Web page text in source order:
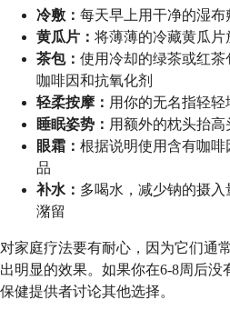
冷敷： 每天早上用干净的湿布
黄瓜片： 将薄薄的冷藏黄瓜片
茶包： 使用冷却的绿茶或红
咖啡因和抗氧化剂
轻柔按摩： 用你的无名指轻
睡眠姿势： 用额外的枕头抬
眼霜： 根据说明使用含有咖
品
补水： 多喝水，减少钠的摄
潴留
对家庭疗法要有耐心，因为它们通
出明显的效果。如果你在6-8周后没
保健提供者讨论其他选择。